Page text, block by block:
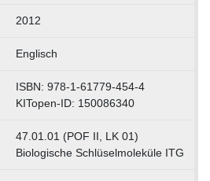
2012
Englisch
ISBN: 978-1-61779-454-4
KITopen-ID: 150086340
47.01.01 (POF II, LK 01)
Biologische Schlüselmoleküle ITG